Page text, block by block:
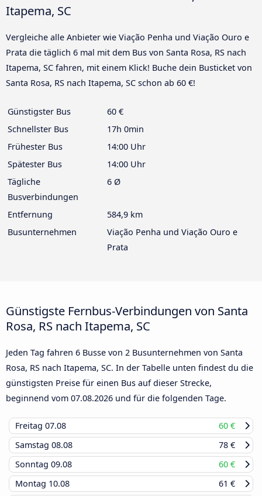
Itapema, SC
Vergleiche alle Anbieter wie Viação Penha und Viação Ouro e
Prata die täglich 6 mal mit dem Bus von Santa Rosa, RS nach
Itapema, SC fahren, mit einem Klick! Buche dein Busticket von
Santa Rosa, RS nach Itapema, SC schon ab 60 €!
Günstigster Bus
60 €
Schnellster Bus
17h 0min
Frühester Bus
14:00 Uhr
Spätester Bus
14:00 Uhr
Tägliche
Busverbindungen
6 Ø
Entfernung
584,9 km
Busunternehmen
Viação Penha und Viação Ouro e
Prata
Günstigste Fernbus-Verbindungen von Santa
Rosa, RS nach Itapema, SC
Jeden Tag fahren 6 Busse von 2 Busunternehmen von Santa
Rosa, RS nach Itapema, SC. In der Tabelle unten findest du die
günstigsten Preise für einen Bus auf dieser Strecke,
beginnend vom 07.08.2026 und für die folgenden Tage.
Freitag 07.08
60 €
Samstag 08.08
78 €
Sonntag 09.08
60 €
Montag 10.08
61 €